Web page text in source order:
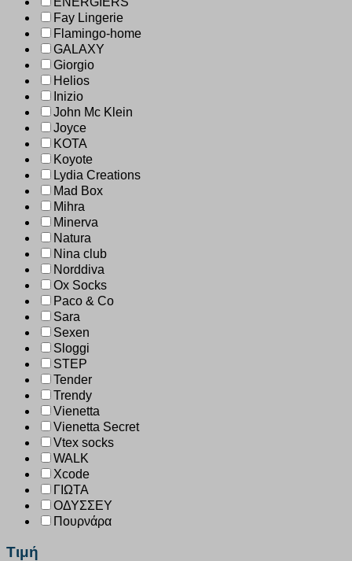
Fay Lingerie
Flamingo-home
GALAXY
Giorgio
Helios
Inizio
John Mc Klein
Joyce
KOTA
Koyote
Lydia Creations
Mad Box
Mihra
Minerva
Natura
Nina club
Norddiva
Ox Socks
Paco & Co
Sara
Sexen
Sloggi
STEP
Tender
Trendy
Vienetta
Vienetta Secret
Vtex socks
WALK
Xcode
ΓΙΩΤΑ
ΟΔΥΣΣΕΥ
Πουρνάρα
Τιμή